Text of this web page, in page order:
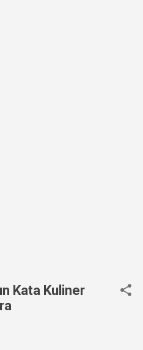
Kata Kuliner